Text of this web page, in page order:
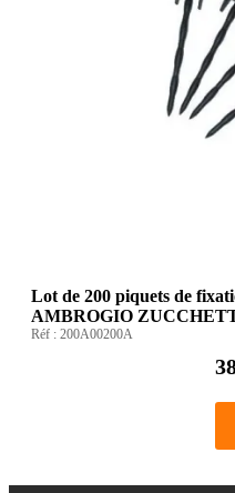
Lot de 200 piquets de
AMBROGIO
Réf : 200A00200A